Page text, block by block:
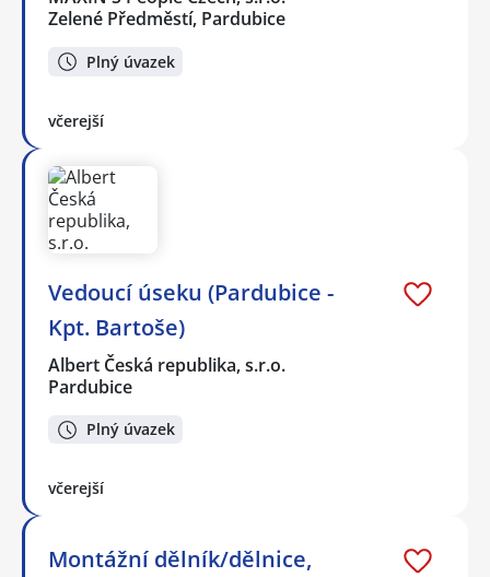
Zelené Předměstí, Pardubice
Plný úvazek
včerejší
Vedoucí úseku (Pardubice -
Kpt. Bartoše)
Albert Česká republika, s.r.o.
Pardubice
Plný úvazek
včerejší
Montážní dělník/dělnice,